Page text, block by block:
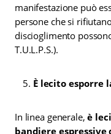
manifestazione può
persone che si
discioglimento
T.U.L.P.S.).
È lecito esporre
In linea generale,è
bandiere